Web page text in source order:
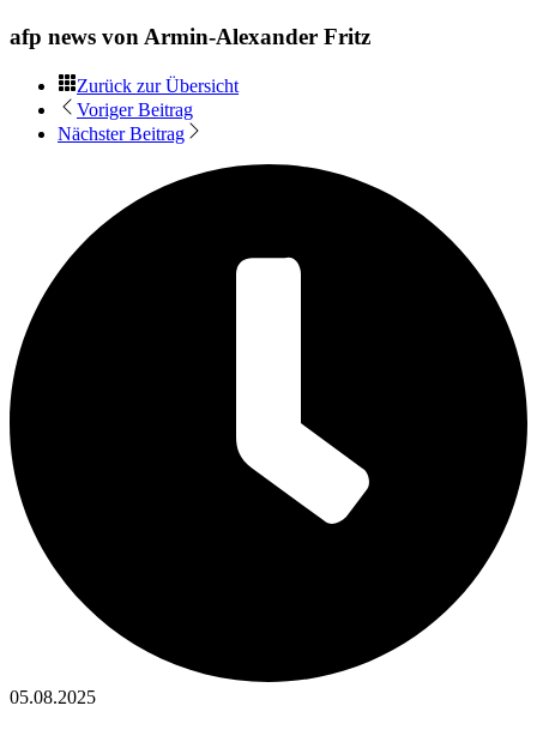
afp news von Armin-Alexander Fritz
Zurück zur Übersicht
Voriger Beitrag
Nächster Beitrag
05.08.2025